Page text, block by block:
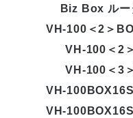
Biz Box ルー
VH-100＜2＞
VH-100＜2
VH-100＜3
VH-
VH-